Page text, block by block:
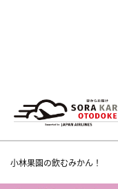
小林果園の飲むみかん！